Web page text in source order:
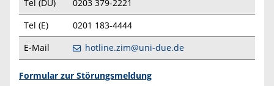
Tel (DU)
0203 379-2221
Tel (E)
0201 183-4444
E-Mail
hotline.zim@uni-due.de
Formular zur Störungsmeldung